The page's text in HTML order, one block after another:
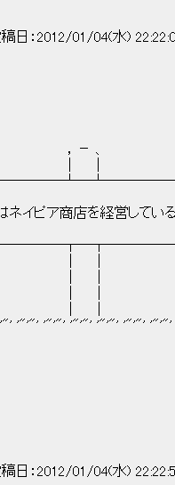
稿日：2012/01/04(水)
、
を経営している
'"'"' '"'"' '"'"' '"'"' '"'"'
稿日：2012/01/04(水)